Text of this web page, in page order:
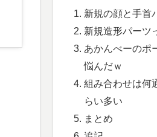
新規の顔と手首
新規造形パーツ
あかんべーのポ
悩んだｗ
組み合わせは何
らい多い
まとめ